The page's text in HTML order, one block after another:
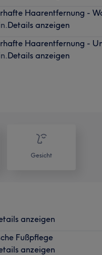
Haarentfernung -
Details anzeigen
Haarentfernung -
Details anzeigen
Gesicht
anzeigen
Fußpflege
anzeigen